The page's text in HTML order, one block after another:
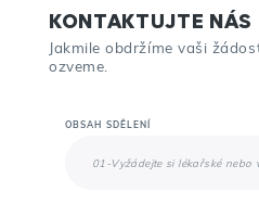
KONTAKTUJTE NÁS
Jakmile obdržíme vaši
ozveme.
OBSAH SDĚLENÍ